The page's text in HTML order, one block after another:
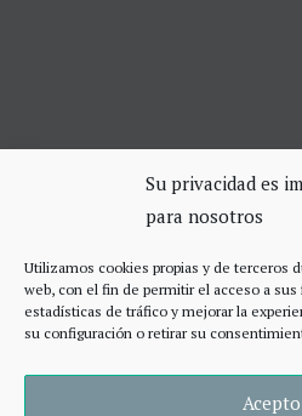
Su privacidad es
para nosotros
Utilizamos cookies propias y de terceros
web, con el fin de permitir el acceso a
estadísticas de tráfico y mejorar la
su configuración o retirar su
Acepto
SERVICIOS DE
Apertura Puertas
Cerraduras de
Accesos